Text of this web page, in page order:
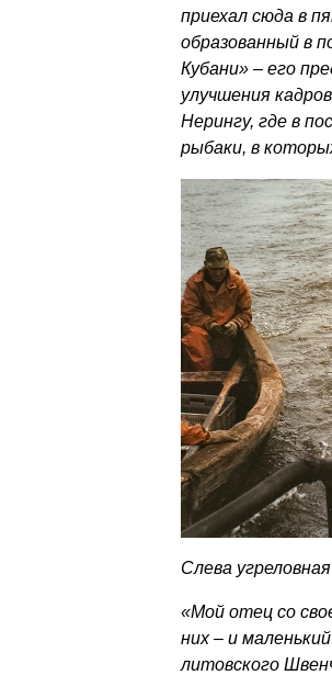
приехал сюда в
образованный в
Кубани» – его
улучшения
Нерингу, где в
рыбаки, в
Слева
«Мой отец со
них – и
литовского